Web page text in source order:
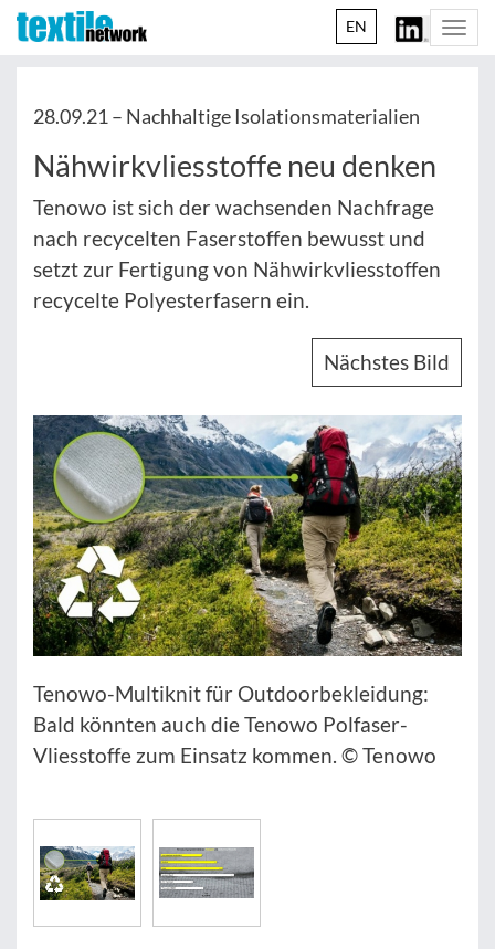
EN
28.09.21 – Nachhaltige Isolationsmaterialien
Nähwirkvliesstoffe neu denken
Tenowo ist sich der wachsenden Nachfrage
nach recycelten Faserstoffen bewusst und
setzt zur Fertigung von Nähwirkvliesstoffen
recycelte Polyesterfasern ein.
Nächstes Bild
Tenowo-Multiknit für Outdoorbekleidung:
Bald könnten auch die Tenowo Polfaser-
Vliesstoffe zum Einsatz kommen. © Tenowo